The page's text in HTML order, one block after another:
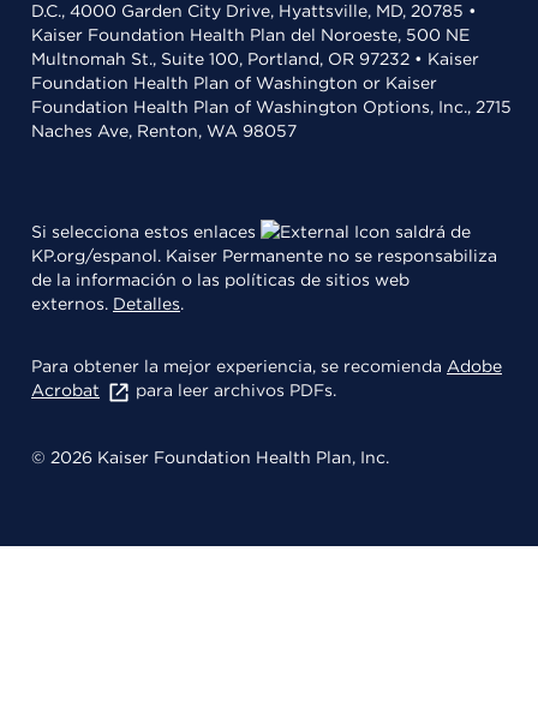
D.C., 4000 Garden City Drive, Hyattsville, MD, 20785 •
Kaiser Foundation Health Plan del Noroeste, 500 NE
Multnomah St., Suite 100, Portland, OR 97232 • Kaiser
Foundation Health Plan of Washington or Kaiser
Foundation Health Plan of Washington Options, Inc., 2715
Naches Ave, Renton, WA 98057
Si selecciona estos enlaces
saldrá de
KP.org/espanol. Kaiser Permanente no se responsabiliza
de la información o las políticas de sitios web
externos. Detalles.
Para obtener la mejor experiencia, se recomienda Adobe
Acrobat
para leer archivos PDFs.
© 2026 Kaiser Foundation Health Plan, Inc.